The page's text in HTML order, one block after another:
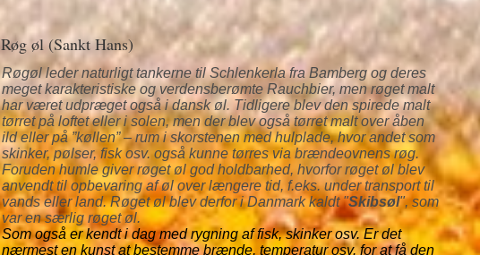
Røg øl (Sankt Hans)
Røgøl leder naturligt tankerne til Schlenkerla fra Bamberg og deres
meget karakteristiske og verdensberømte Rauchbier, men røget malt
har været udpræget også i dansk øl. Tidligere blev den spirede malt
tørret på loftet eller i solen, men der blev også tørret malt over åben
ild eller på ”køllen” – rum i skorstenen med hulplade, hvor andet som
skinker, pølser, fisk osv. også kunne tørres via brændeovnens røg.
Foruden humle giver røget øl god holdbarhed, hvorfor røget øl blev
anvendt til opbevaring af øl over længere tid, f.eks. under transport til
vands eller land. Røget øl blev derfor i Danmark kaldt "Skibsøl", som
var en særlig røget øl.
Som også er kendt i dag med rygning af fisk, skinker osv. Er det
nærmest en kunst at bestemme brænde, temperatur osv. for at få den